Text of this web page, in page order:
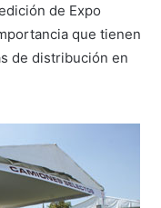
de Expo
que tienen
de distribución en